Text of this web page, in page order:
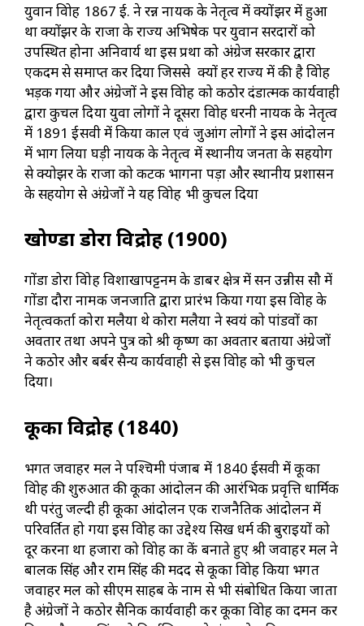
युवान विद्रोह 1867 ई. ने रन्न नायक के नेतृत्व में क्योंझर में हुआ
था क्योंझर के राजा के राज्य अभिषेक पर युवान सरदारों को
उपस्थित होना अनिवार्य था इस प्रथा को अंग्रेज सरकार द्वारा
एकदम से समाप्त कर दिया जिससे क्यों हर राज्य में की है विद्रोह
भड़क गया और अंग्रेजों ने इस विद्रोह को कठोर दंडात्मक कार्यवाही
द्वारा कुचल दिया युवा लोगों ने दूसरा विद्रोह धरनी नायक के नेतृत्व
में 1891 ईसवी में किया काल एवं जुआंग लोगों ने इस आंदोलन
में भाग लिया घड़ी नायक के नेतृत्व में स्थानीय जनता के सहयोग
से क्योझर के राजा को कटक भागना पड़ा और स्थानीय प्रशासन
के सहयोग से अंग्रेजों ने यह विद्रोह भी कुचल दिया
खोण्डा डोरा विद्रोह (1900)
गोंडा डोरा विद्रोह विशाखापट्टनम के डाबर क्षेत्र में सन उन्नीस सौ में
गोंडा दौरा नामक जनजाति द्वारा प्रारंभ किया गया इस विद्रोह के
नेतृत्वकर्ता कोरा मलैया थे कोरा मलैया ने स्वयं को पांडवों का
अवतार तथा अपने पुत्र को श्री कृष्ण का अवतार बताया अंग्रेजों
ने कठोर और बर्बर सैन्य कार्यवाही से इस विद्रोह को भी कुचल
दिया।
कूका विद्रोह (1840)
भगत जवाहर मल ने पश्चिमी पंजाब में 1840 ईसवी में कूका
विद्रोह की शुरुआत की कूका आंदोलन की आरंभिक प्रवृत्ति धार्मिक
थी परंतु जल्दी ही कूका आंदोलन एक राजनैतिक आंदोलन में
परिवर्तित हो गया इस विद्रोह का उद्देश्य सिख धर्म की बुराइयों को
दूर करना था हजारा को विद्रोह का केंद्र बनाते हुए श्री जवाहर मल ने
बालक सिंह और राम सिंह की मदद से कूका विद्रोह किया भगत
जवाहर मल को सीएम साहब के नाम से भी संबोधित किया जाता
है अंग्रेजों ने कठोर सैनिक कार्यवाही कर कूका विद्रोह का दमन कर